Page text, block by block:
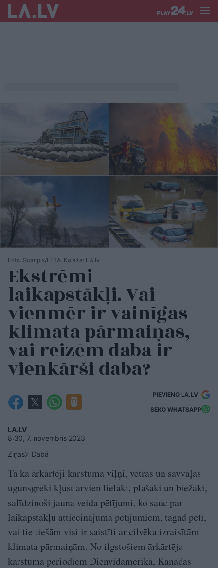
Foto. Scanpix/LETA. Kolāža: LA.lv
Ekstrēmi
laikapstākļi. Vai
vienmēr ir vainīgas
klimata pārmaiņas,
vai reizēm daba ir
vienkārši daba?
PIEVIENO LA.LV
SEKO WHATSAPP
LA.LV
8:30, 7. novembris 2023
Ziņas
Dabā
Tā kā ārkārtēji karstuma viļņi, vētras un savvaļas
ugunsgrēki kļūst arvien lielāki, plašāki un biežāki,
salīdzinoši jauna veida pētījumi, ko sauc par
laikapstākļu attiecinājuma pētījumiem, tagad pētī,
vai tie tiešām visi ir saistīti ar cilvēka izraisītām
klimata pārmaiņām. No ilgstošiem ārkārtēja
karstuma periodiem Dienvidamerikā, Kanādas